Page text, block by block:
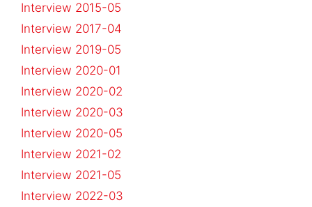
Interview 2015-05
Interview 2017-04
Interview 2019-05
Interview 2020-01
Interview 2020-02
Interview 2020-03
Interview 2020-05
Interview 2021-02
Interview 2021-05
Interview 2022-03